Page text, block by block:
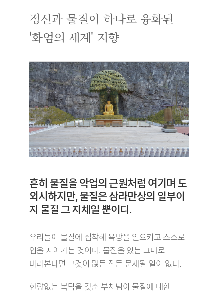
정신과 물질이 하나로 융화된
'화엄의 세계' 지향
흔히 물질을 악업의 근원처럼 여기며 도
외시하지만, 물질은 삼라만상의 일부이
자 물질 그 자체일 뿐이다.
우리들이 물질에 집착해 욕망을 일으키고 스스로
업을 지어가는 것이다. 물질을 있는 그대로
바라본다면 그것이 많든 적든 문제될 일이 없다.
한량없는 복덕을 갖춘 부처님이 물질에 대한